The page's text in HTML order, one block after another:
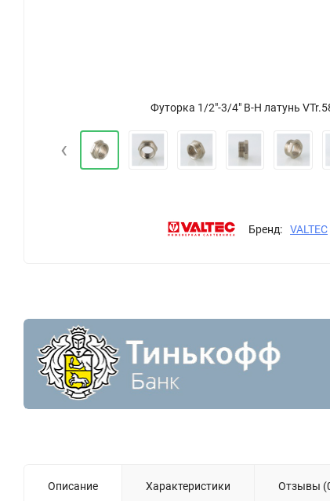
Футорка 1/2"-3/4" В-Н латунь
‹
Бренд: VALTEC
Описание Характеристики Отзывы